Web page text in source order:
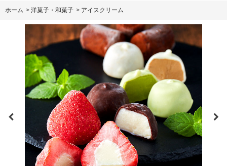
ホーム > 洋菓子・和菓子 > アイスクリーム